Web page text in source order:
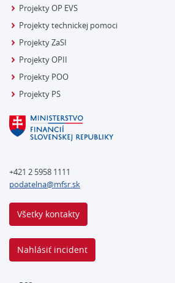
Projekty OP EVS
Projekty technickej pomoci
Projekty ZaSI
Projekty OPII
Projekty POO
Projekty PS
+421 2 5958 1111
podatelna@mfsr.sk
Všetky kontakty
Nahlásiť incident